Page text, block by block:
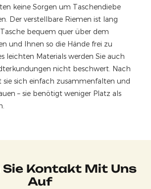
keine Sorgen um Taschendiebe
Der verstellbare Riemen ist lang
bequem quer über dem
und Ihnen so die Hände frei zu
leichten Materials werden Sie auch
nicht beschwert. Nach
sie sich einfach zusammenfalten und
– sie benötigt weniger Platz als
Sie Kontakt Mit Uns
Auf